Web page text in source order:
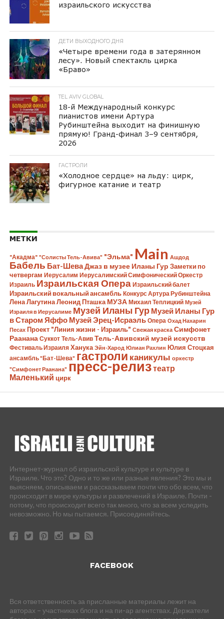
израильского искусства
ДЕТИ ВЫХОДНОГО ДНЯ
«Четыре времени года в затерянном
лесу». Новый спектакль цирка
«Браво»
TEL AVIV GLOBAL
18-й Международный конкурс
пианистов имени Артура
Рубинштейна выходит на финишную
прямую! Гранд-финал 3–9 сентября,
2026
ГАСТРОЛИ
«Холодное сердце» на льду: цирк,
фигурное катание и театр
МЕТКИ
"Акадма" "Солисты Тель-Авива" "Эльма" Main Ашдод
Бабель Бат-ШеваДжаз в музее Иланы Гур Заметки по
четвергам Иерусалим Иерусалимский Симфонический Оркестр
Израиль Израильская Опера Израильский балет
Израильский вокальный ансамбль Конкурс Артура Рубинштейна
Лена Лагутина Леонид Пташка МУЗА Михаил Теплицкий Музей
Израиля в Иерусалиме Музей Иланы Гур Музей Иланы Гур
в Старом Яффо Музей Эрец-Исраэль Опера Охад Нахарин
Песах Проект "Линия жизни - Израиль" Свежая краска Симфонет
Раанана Суккот Тель-Авив Тель-Авивский музей искусств
Фестиваль Израиля Ханука Эйн-Харод Юлиан Рахлин Юлия Стоцкая
ансамбль "Бат-Шева" гастроли каникулы оркестр
"Симфонет Раанана" пресс-релизтеатр
Маленький цирк
Интернет-журнал об израильской культуре и культуре в
Израиле. Что это? Одно и то же или разные явления? Это мы и
выясняем, описываем и рассказываем почти что обо всем, что
происходит в мире культуры и развлечений в Израиле. Почти -
потому, что происходит всего так много, что за всем уследить
невозможно. Но мы пытаемся. Присоединяйтесь.
FACEBOOK
Вся ответственность за присланные материалы лежит на
авторах – участниках блога и на пи-ар агентствах. Держатели